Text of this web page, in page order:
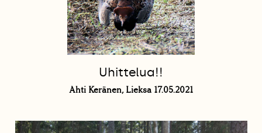
Uhittelua!!
Ahti Keränen, Lieksa 17.05.2021